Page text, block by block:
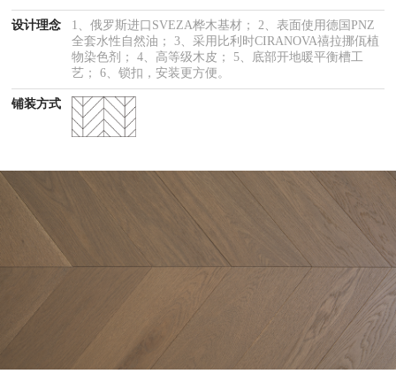
设计理念
1、俄罗斯进口SVEZA桦木基材； 2、表面使用德国PNZ
全套水性自然油； 3、采用比利时CIRANOVA禧拉挪佤植
物染色剂； 4、高等级木皮； 5、底部开地暖平衡槽工
艺； 6、锁扣，安装更方便。
铺装方式